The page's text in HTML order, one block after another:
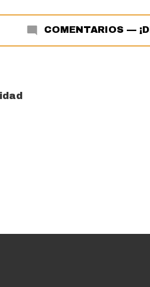
COMENTARIOS —